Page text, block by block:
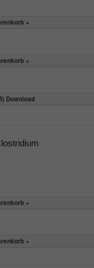
Download